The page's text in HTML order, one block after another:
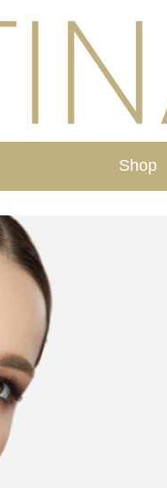
Shop